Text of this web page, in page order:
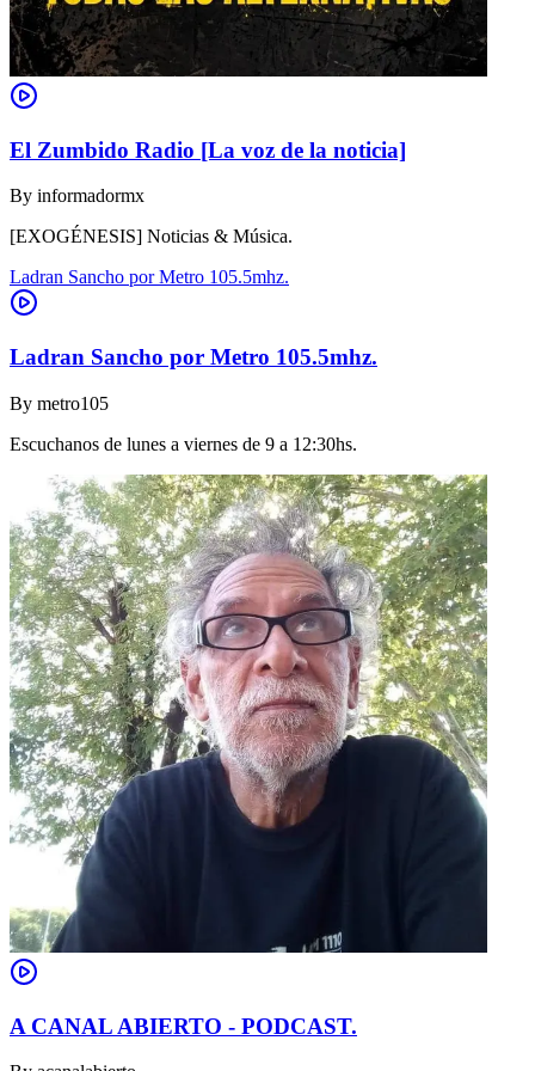
El Zumbido Radio [La voz de la noticia]
By informadormx
[EXOGÉNESIS] Noticias & Música.
Ladran Sancho por Metro 105.5mhz.
Ladran Sancho por Metro 105.5mhz.
By metro105
Escuchanos de lunes a viernes de 9 a 12:30hs.
A CANAL ABIERTO - PODCAST.